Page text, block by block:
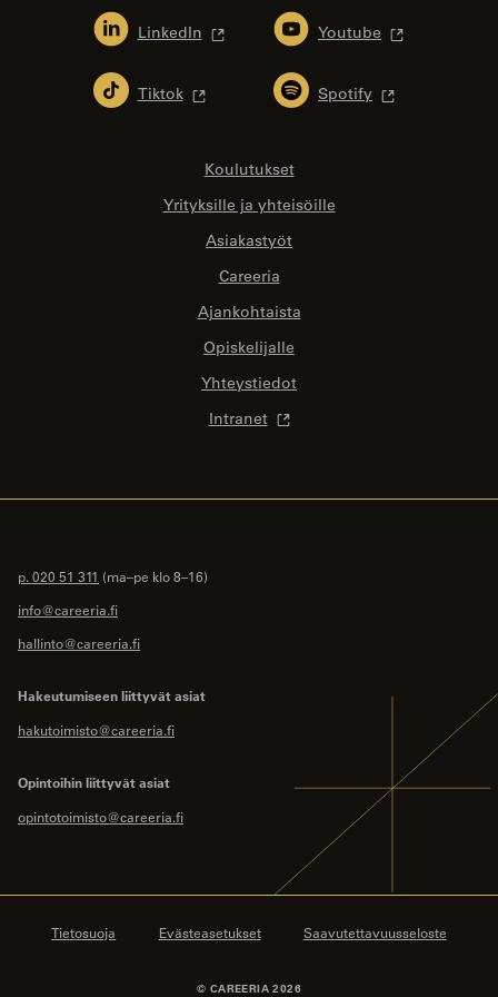
LinkedIn Youtube
Tiktok Spotify
Koulutukset
Yrityksille ja yhteisöille
Asiakastyöt
Careeria
Ajankohtaista
Opiskelijalle
Yhteystiedot
Intranet
p. 020 51 311 (ma–pe klo 8–16)
info@careeria.fi
hallinto@careeria.fi
Hakeutumiseen liittyvät asiat
hakutoimisto@careeria.fi
Opintoihin liittyvät asiat
opintotoimisto@careeria.fi
© CAREERIA 2026
Tietosuoja Evästeasetukset Saavutettavuusseloste